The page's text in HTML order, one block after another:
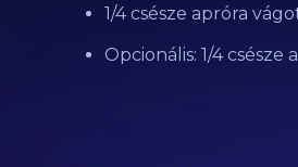
1/4 csésze apróra
Opcionális: 1/4